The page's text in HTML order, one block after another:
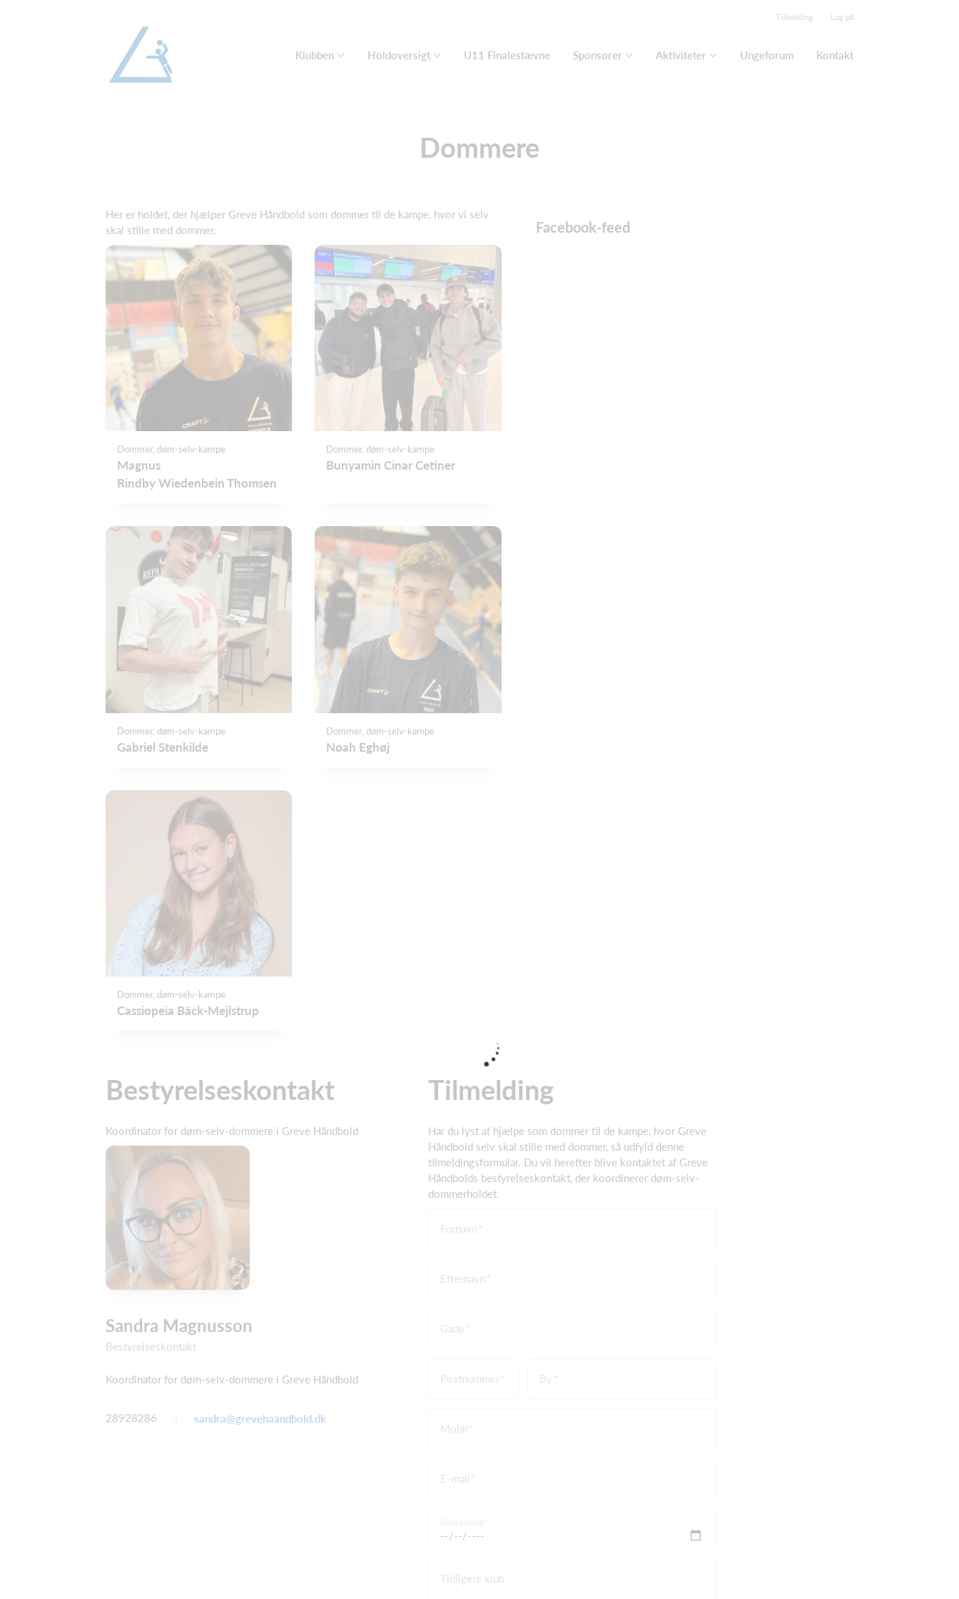
Tilmelding Log på
Klubben Holdoversigt U11 Finalestævne Sponsorer Aktiviteter Ungeforum Kontakt
Dommere
Her er holdet, der hjælper Greve Håndbold som dommer til de kampe, hvor vi selv
skal stille med dommer.
Dommer, døm-selv-kampe
Magnus
Rindby Wiedenbein Thomsen
Dommer, døm-selv-kampe
Bunyamin Cinar Cetiner
Dommer, døm-selv-kampe
Gabriel Stenkilde
Dommer, døm-selv-kampe
Noah Eghøj
Dommer, døm-selv-kampe
Cassiopeia Bäck-Mejlstrup
Facebook-feed
Bestyrelseskontakt
Koordinator for døm-selv-dommere i Greve Håndbold
Sandra Magnusson
Bestyrelseskontakt
Koordinator for døm-selv-dommere i Greve Håndbold
28928286 sandra@grevehaandbold.dk
Tilmelding
Har du lyst at hjælpe som dommer til de kampe, hvor Greve
Håndbold selv skal stille med dommer, så udfyld denne
tilmeldingsformular. Du vil herefter blive kontaktet af Greve
Håndbolds bestyrelseskontakt, der koordinerer døm-selv-
dommerholdet.
Fornavn
Efternavn
Gade
Postnummer By
Mobil
E-mail
Tidligere klub